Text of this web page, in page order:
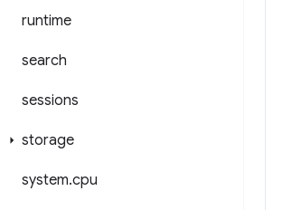
runtime
search
sessions
storage
system.cpu